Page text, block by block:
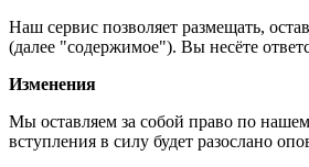
Наш сервис позволяет размещать,
(далее "содержимое"). Вы несёте
Изменения
Мы оставляем за собой право по
вступления в силу будет разослано